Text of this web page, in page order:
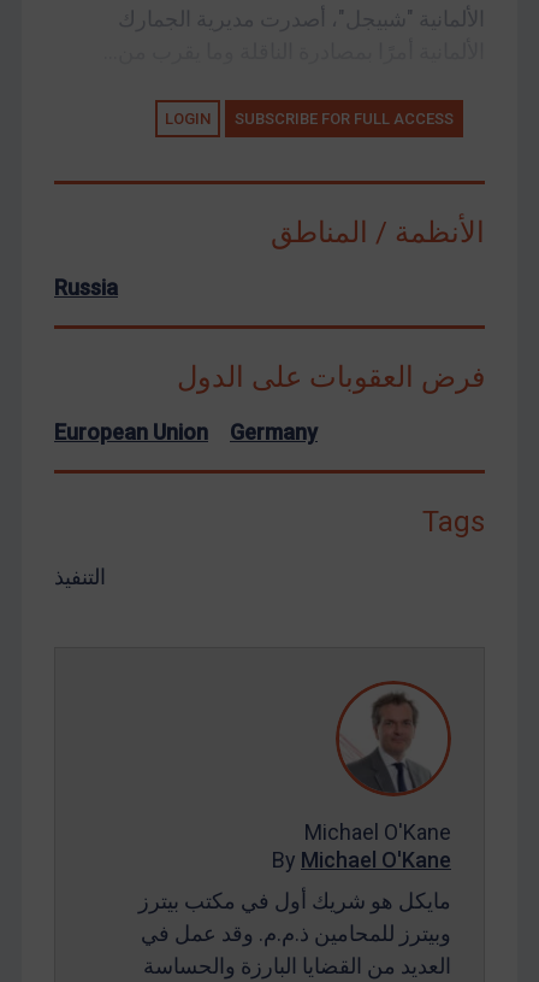
الألمانية "شبيجل"، أصدرت مديرية الجمارك
SUBSCRIBE FOR FULL ACCESS
LOGIN
الأنظمة / المناطق
Russia
فرض العقوبات على الدول
European Union Germany
Tags
التنفيذ
Michael O'Kane
By Michael O'Kane
مايكل هو شريك أول في مكتب بيترز
وبيترز للمحامين ذ.م.م. وقد عمل في
العديد من القضايا البارزة والحساسة